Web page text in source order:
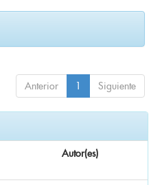
Anterior 1 Siguiente
Autor(es)